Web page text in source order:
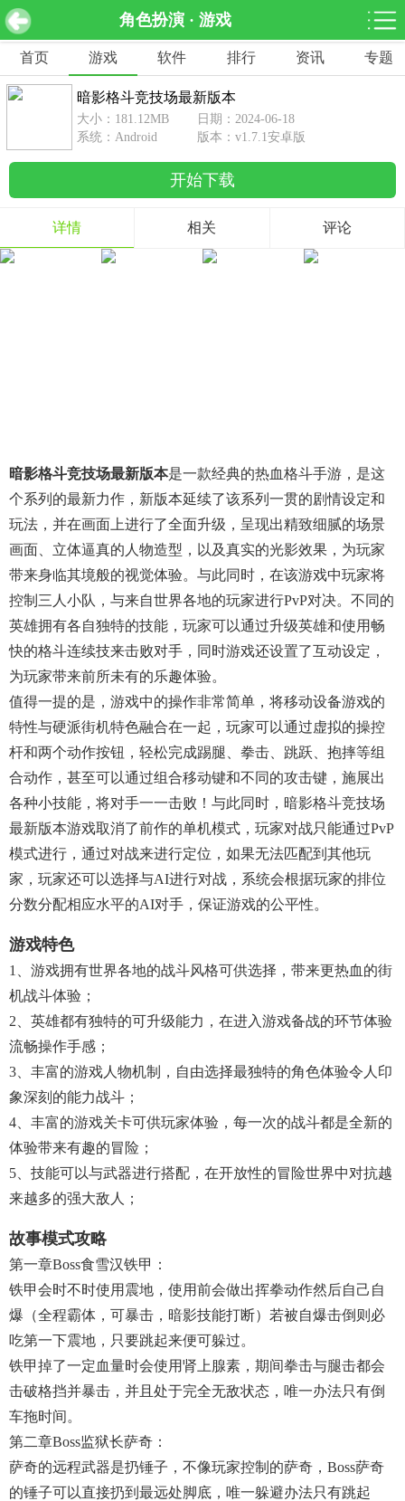
角色扮演 · 游戏
网游分类 软件分类
休闲益智
462款游戏
赛车竞速
122款游戏
1642款游戏
动作射击
351款游戏
69款游戏
经营养成
策略塔防
冒险解谜
首页 游戏 软件 排行 资讯 专题
暗影格斗竞技场最新版本 v1.7.1安卓版 下载
暗影格斗竞技场最新版本
大小：181.12MB
日期：2024-06-18
系统：Android
版本：v1.7.1安卓版
开始下载
详情 相关 评论
暗影格斗竞技场最新版本是一款经典的热血格斗手游，是这
个系列的最新力作，新版本延续了该系列一贯的剧情设定和
玩法，并在画面上进行了全面升级，呈现出精致细腻的场景
画面、立体逼真的人物造型，以及真实的光影效果，为玩家
带来身临其境般的视觉体验。与此同时，在该游戏中玩家将
控制三人小队，与来自世界各地的玩家进行PvP对决。不同的
英雄拥有各自独特的技能，玩家可以通过升级英雄和使用畅
快的格斗连续技来击败对手，同时游戏还设置了互动设定，
为玩家带来前所未有的乐趣体验。
值得一提的是，游戏中的操作非常简单，将移动设备游戏的
特性与硬派街机特色融合在一起，玩家可以通过虚拟的操控
杆和两个动作按钮，轻松完成踢腿、拳击、跳跃、抱摔等组
合动作，甚至可以通过组合移动键和不同的攻击键，施展出
各种小技能，将对手一一击败！与此同时，暗影格斗竞技场
最新版本游戏取消了前作的单机模式，玩家对战只能通过PvP
模式进行，通过对战来进行定位，如果无法匹配到其他玩
家，玩家还可以选择与AI进行对战，系统会根据玩家的排位
分数分配相应水平的AI对手，保证游戏的公平性。
游戏特色
1、游戏拥有世界各地的战斗风格可供选择，带来更热血的街
机战斗体验；
2、英雄都有独特的可升级能力，在进入游戏备战的环节体验
流畅操作手感；
3、丰富的游戏人物机制，自由选择最独特的角色体验令人印
象深刻的能力战斗；
4、丰富的游戏关卡可供玩家体验，每一次的战斗都是全新的
体验带来有趣的冒险；
5、技能可以与武器进行搭配，在开放性的冒险世界中对抗越
来越多的强大敌人；
故事模式攻略
第一章boss食雪汉铁甲：
铁甲会时不时使用震地，使用前会做出挥拳动作然后自己自
爆（全程霸体，可暴击，暗影技能打断）若被自爆击倒则必
吃第一下震地，只要跳起来便可躲过。
铁甲掉了一定血量时会使用肾上腺素，期间拳击与腿击都会
击破格挡并暴击，并且处于完全无敌状态，唯一办法只有倒
车拖时间。
第二章boss监狱长萨奇：
萨奇的远程武器是扔锤子，不像玩家控制的萨奇，boss萨奇
的锤子可以直接扔到最远处脚底，唯一躲避办法只有跳起